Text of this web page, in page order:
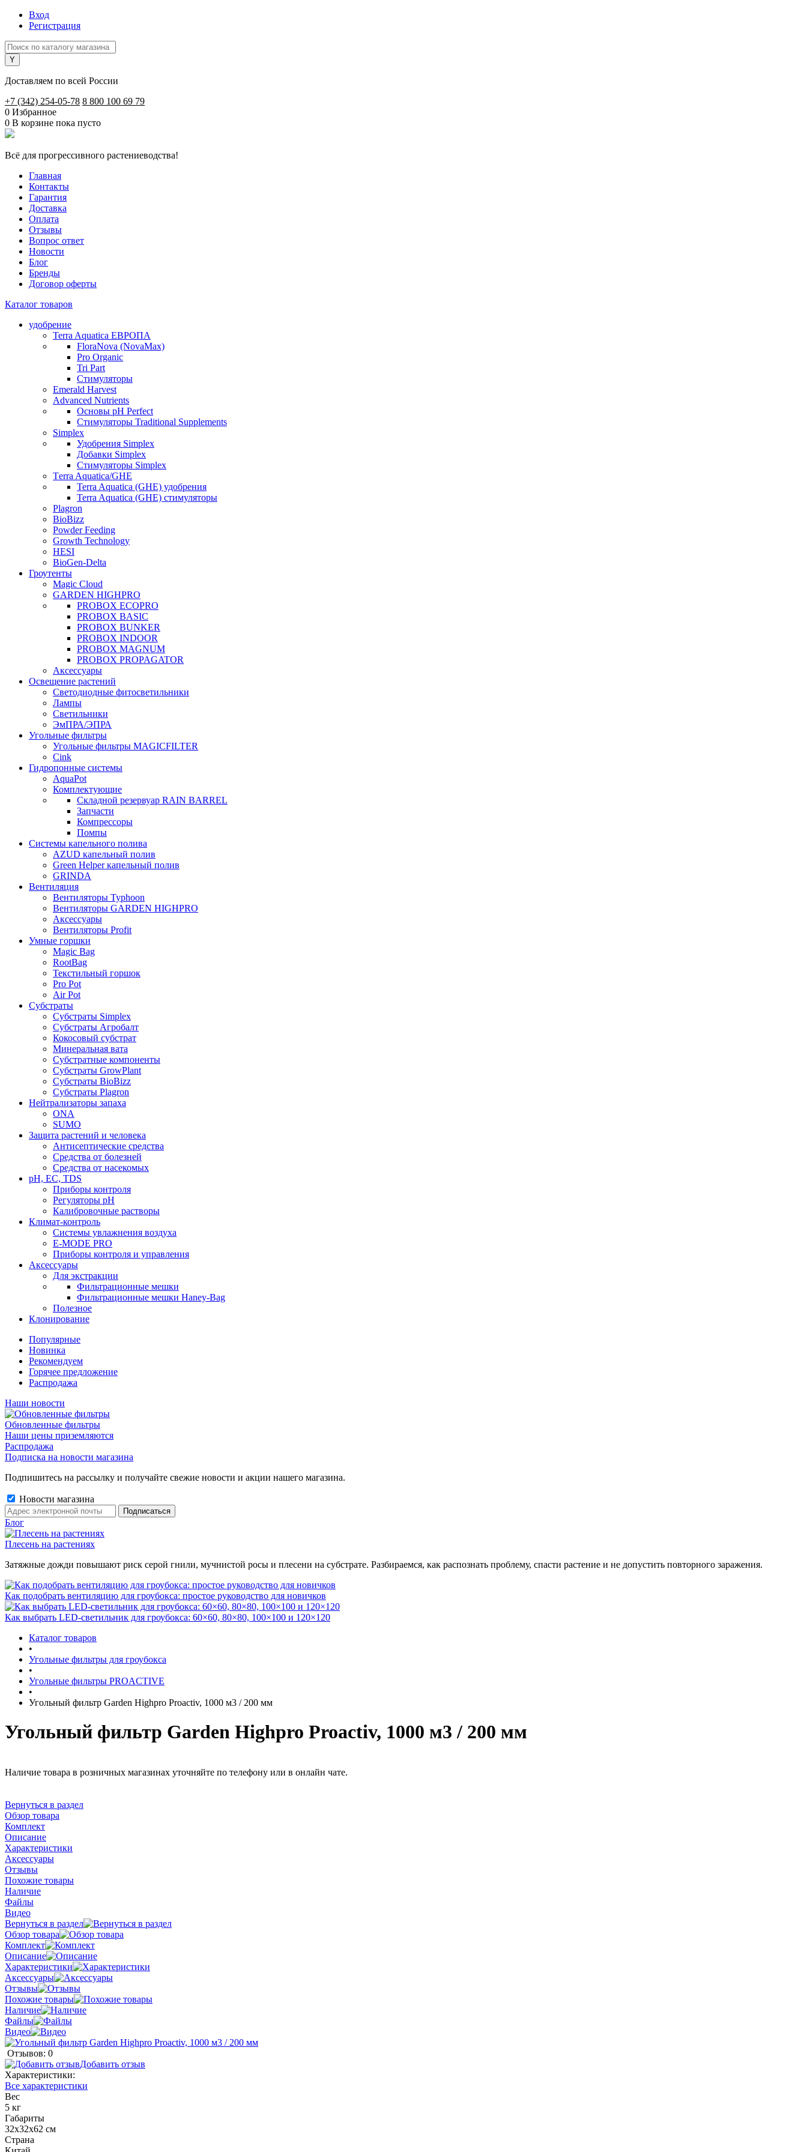
Вход
Регистрация
Доставляем по всей России
+7 (342) 254-05-78 8 800 100 69 79
0 Избранное
0 В корзине пока пусто
Всё для прогрессивного растениеводства!
Главная
Контакты
Гарантия
Доставка
Оплата
Отзывы
Вопрос ответ
Новости
Блог
Бренды
Договор оферты
Каталог товаров
удобрение
Terra Aquatica ЕВРОПА
FloraNova (NovaMax)
Pro Organic
Tri Part
Стимуляторы
Emerald Harvest
Advanced Nutrients
Основы pH Perfect
Стимуляторы Traditional Supplements
Simplex
Удобрения Simplex
Добавки Simplex
Стимуляторы Simplex
Тerra Aquatica/GHE
Terra Aquatica (GHE) удобрения
Terra Aquatica (GHE) стимуляторы
Plagron
BioBizz
Powder Feeding
Growth Technology
HESI
BioGen-Delta
Гроутенты
Magic Cloud
GARDEN HIGHPRO
PROBOX ECOPRO
PROBOX BASIC
PROBOX BUNKER
PROBOX INDOOR
PROBOX MAGNUM
PROBOX PROPAGATOR
Аксессуары
Освещение растений
Светодиодные фитосветильники
Лампы
Светильники
ЭмПРА/ЭПРА
Угольные фильтры
Угольные фильтры MAGICFILTER
Cink
Гидропонные системы
AquaPot
Комплектующие
Складной резервуар RAIN BARREL
Запчасти
Компрессоры
Помпы
Системы капельного полива
AZUD капельный полив
Green Helper капельный полив
GRINDA
Вентиляция
Вентиляторы Typhoon
Вентиляторы GARDEN HIGHPRO
Аксессуары
Вентиляторы Profit
Умные горшки
Magic Bag
RootBag
Текстильный горшок
Pro Pot
Air Pot
Субстраты
Субстраты Simplex
Субстраты Агробалт
Кокосовый субстрат
Минеральная вата
Субстратные компоненты
Субстраты GrowPlant
Субстраты BioBizz
Субстраты Plagron
Нейтрализаторы запаха
ONA
SUMO
Защита растений и человека
Антисептические средства
Средства от болезней
Средства от насекомых
pH, EC, TDS
Приборы контроля
Регуляторы pH
Калибровочные растворы
Климат-контроль
Системы увлажнения воздуха
E-MODE PRO
Приборы контроля и управления
Аксессуары
Для экстракции
Фильтрационные мешки
Фильтрационные мешки Haney-Bag
Полезное
Клонирование
Популярные
Новинка
Рекомендуем
Горячее предложение
Распродажа
Наши новости
Обновленные фильтры
Наши цены приземляются
Распродажа
Подписка на новости магазина
Подпишитесь на рассылку и получайте свежие новости и акции нашего магазина.
Новости магазина
Блог
Плесень на растениях
Затяжные дожди повышают риск серой гнили, мучнистой росы и плесени на субстрате. Разбираемся, как распознать проблему, спасти растение и не допустить повторного заражения.
Как подобрать вентиляцию для гроубокса: простое руководство для новичков
Как выбрать LED-светильник для гроубокса: 60×60, 80×80, 100×100 и 120×120
Каталог товаров
•
Угольные фильтры для гроубокса
•
Угольные фильтры PROACTIVE
•
Угольный фильтр Garden Highpro Proactiv, 1000 м3 / 200 мм
Угольный фильтр Garden Highpro Proactiv, 1000 м3 / 200 мм
Наличие товара в розничных магазинах уточняйте по телефону или в онлайн чате.
Вернуться в раздел
Обзор товара
Комплект
Описание
Характеристики
Аксессуары
Отзывы
Похожие товары
Наличие
Файлы
Видео
Вернуться в раздел
Обзор товара
Комплект
Описание
Характеристики
Аксессуары
Отзывы
Похожие товары
Наличие
Файлы
Видео
Отзывов: 0
Добавить отзыв
Характеристики:
Все характеристики
Вес
5 кг
Габариты
32x32x62 см
Страна